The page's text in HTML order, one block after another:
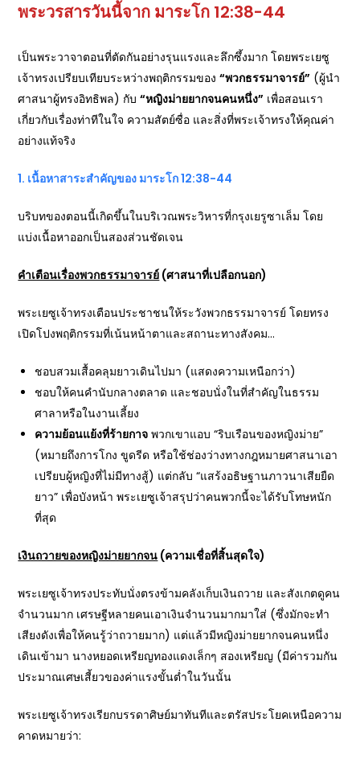
พระวรสารวันนี้จาก มาระโก 12:38-44
เป็นพระวาจาตอนที่ตัดกันอย่างรุนแรงและลึกซึ้งมาก โดยพระเยซู
เจ้าทรงเปรียบเทียบระหว่างพฤติกรรมของ“พวกธรรมาจารย์” (ผู้นำ
ศาสนาผู้ทรงอิทธิพล) กับ“หญิงม่ายยากจนคนหนึ่ง” เพื่อสอนเรา
เกี่ยวกับเรื่องท่าทีในใจ ความสัตย์ซื่อ และสิ่งที่พระเจ้าทรงให้คุณค่า
อย่างแท้จริง
1. เนื้อหาสาระสำคัญของ มาระโก 12:38-44
บริบทของตอนนี้เกิดขึ้นในบริเวณพระวิหารที่กรุงเยรูซาเล็ม โดย
แบ่งเนื้อหาออกเป็นสองส่วนชัดเจน
คำเตือนเรื่องพวกธรรมาจารย์ (ศาสนาที่เปลือกนอก)
พระเยซูเจ้าทรงเตือนประชาชนให้ระวังพวกธรรมาจารย์ โดยทรง
เปิดโปงพฤติกรรมที่เน้นหน้าตาและสถานะทางสังคม…
ชอบสวมเสื้อคลุมยาวเดินไปมา (แสดงความเหนือกว่า)
ชอบให้คนคำนับกลางตลาด และชอบนั่งในที่สำคัญในธรรม
ศาลาหรือในงานเลี้ยง
ความย้อนแย้งที่ร้ายกาจ พวกเขาแอบ “ริบเรือนของหญิงม่าย”
(หมายถึงการโกง ขูดรีด หรือใช้ช่องว่างทางกฎหมายศาสนาเอา
เปรียบผู้หญิงที่ไม่มีทางสู้) แต่กลับ “แสร้งอธิษฐานภาวนาเสียยืด
ยาว” เพื่อบังหน้า พระเยซูเจ้าสรุปว่าคนพวกนี้จะได้รับโทษหนัก
ที่สุด
เงินถวายของหญิงม่ายยากจน (ความเชื่อที่สิ้นสุดใจ)
พระเยซูเจ้าทรงประทับนั่งตรงข้ามคลังเก็บเงินถวาย และสังเกตดูคน
จำนวนมาก เศรษฐีหลายคนเอาเงินจำนวนมากมาใส่ (ซึ่งมักจะทำ
เสียงดังเพื่อให้คนรู้ว่าถวายมาก) แต่แล้วมีหญิงม่ายยากจนคนหนึ่ง
เดินเข้ามา นางหยอดเหรียญทองแดงเล็กๆ สองเหรียญ (มีค่ารวมกัน
ประมาณเศษเสี้ยวของค่าแรงขั้นต่ำในวันนั้น
พระเยซูเจ้าทรงเรียกบรรดาศิษย์มาทันทีและตรัสประโยคเหนือความ
คาดหมายว่า: